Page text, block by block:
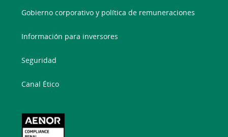
Gobierno corporativo y política de remuneraciones
Información para inversores
Seguridad
Canal Ético